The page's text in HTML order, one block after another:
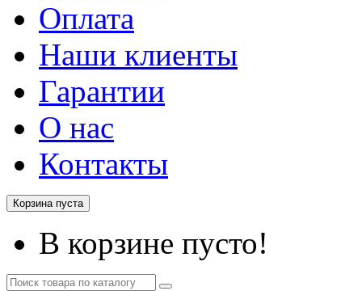
Оплата
Наши клиенты
Гарантии
О нас
Контакты
Корзина пуста
В корзине пусто!